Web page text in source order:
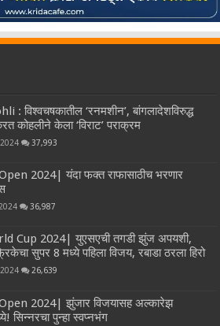
: विश्वचषकातील ‘रनमशीन’, बांगलादेशविरुद्ध
कोहलीने केला ‘विराट’ पराक्रम
37,993
2024| यंदा फक्त राफासाठीच भरणार
36,987
Cup 2024| युएसएची तगडी झुंज अपयशी,
सुपर 8 मध्ये पहिला विजय, रबाडा ठरला हिरो
2024 26,639
2024| झुंजार विजयासह अल्कारेझ
सिन्नरचा पुन्हा स्वप्नभंग